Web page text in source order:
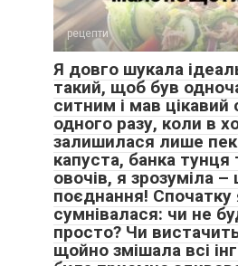
рецепти
Я довго шукала
такий, щоб був
ситним і мав цікавий
одного разу, коли в
залишилася лише
капуста, банка тунця
овочів, я зрозуміла –
поєднання! Спочатку
сумнівалася: чи не
просто? Чи
щойно змішала всі